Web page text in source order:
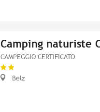
Camping naturiste
CAMPEGGIO CERTIFICATO
Belz